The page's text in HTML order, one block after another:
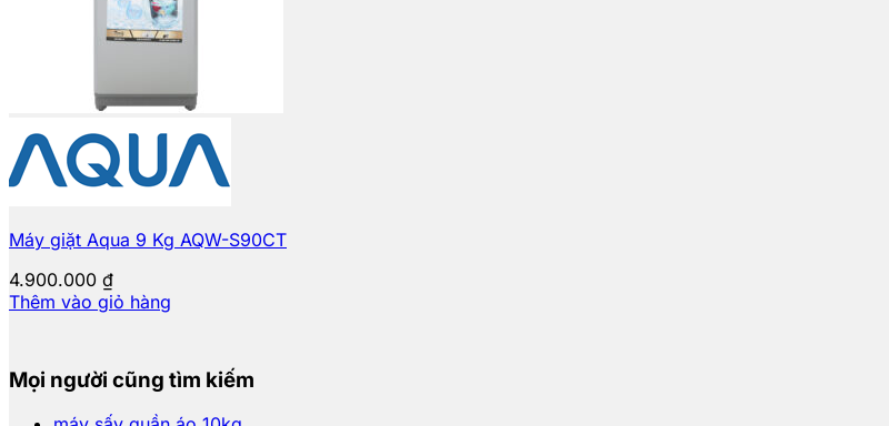
Máy giặt Aqua 9 Kg AQW-S90CT
4.900.000 ₫
Thêm vào giỏ hàng
Mọi người cũng tìm kiếm